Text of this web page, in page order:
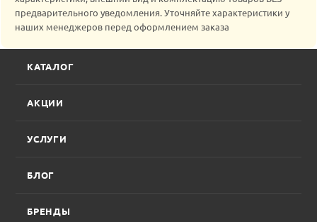
предварительного уведомления. Уточняйте характеристики у
наших менеджеров перед оформлением заказа
КАТАЛОГ
АКЦИИ
УСЛУГИ
БЛОГ
БРЕНДЫ